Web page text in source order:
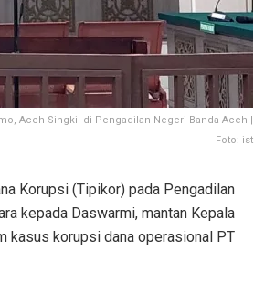
Aceh Singkil di Pengadilan Negeri Banda Aceh |
Foto: ist
Korupsi (Tipikor) pada Pengadilan
kepada Daswarmi, mantan Kepala
kasus korupsi dana operasional PT